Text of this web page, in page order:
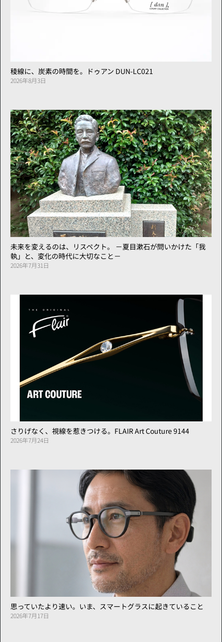
稜線に、炭素の時間を。ドゥアン DUN-LC021
2026年8月3日
未来を変えるのは、リスペクト。 －夏目漱石が問いかけた「我
執」と、変化の時代に大切なこと－
2026年7月31日
さりげなく、視線を惹きつける。FLAIR Art Couture 9144
2026年7月24日
思っていたより速い。いま、スマートグラスに起きていること
2026年7月17日